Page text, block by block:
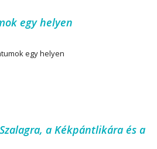
egy helyen
egy helyen
a Kékpántlikára és a